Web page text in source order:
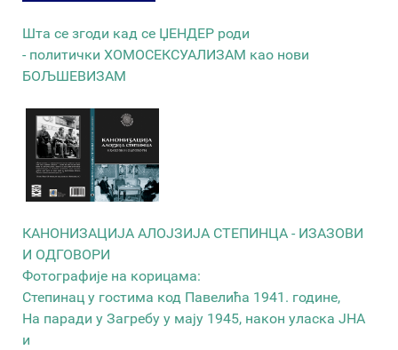
Шта се згоди кад се ЏЕНДЕР роди
- политички ХОМОСЕКСУАЛИЗАМ као нови
БОЉШЕВИЗАМ
КАНОНИЗАЦИЈА АЛОЈЗИЈА СТЕПИНЦА - ИЗАЗОВИ
И ОДГОВОРИ
Фотографије на корицама:
Степинац у гостима код Павелића 1941. године,
На паради у Загребу у мају 1945, након уласка ЈНА
и